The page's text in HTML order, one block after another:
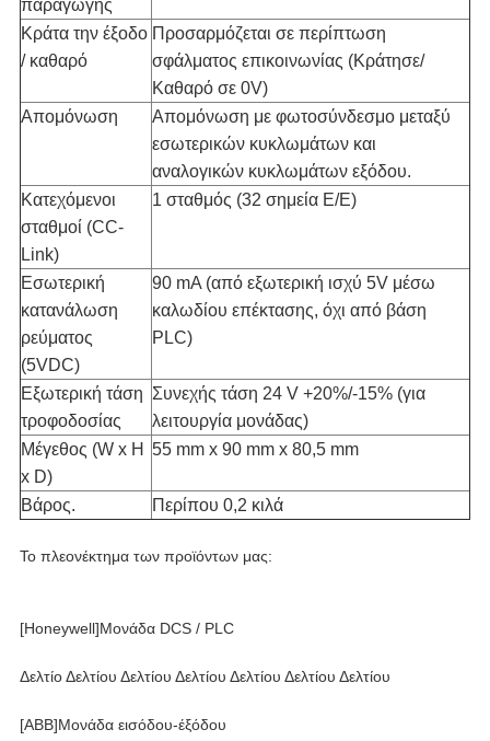
παραγωγής
Κράτα την έξοδο
/ καθαρό
Προσαρμόζεται σε περίπτωση
σφάλματος επικοινωνίας (Κράτησε/
Καθαρό σε 0V)
Απομόνωση
Απομόνωση με φωτοσύνδεσμο μεταξύ
εσωτερικών κυκλωμάτων και
αναλογικών κυκλωμάτων εξόδου.
Κατεχόμενοι
σταθμοί (CC-
Link)
1 σταθμός (32 σημεία Ε/Ε)
Εσωτερική
κατανάλωση
ρεύματος
(5VDC)
90 mA (από εξωτερική ισχύ 5V μέσω
καλωδίου επέκτασης, όχι από βάση
PLC)
Εξωτερική τάση
τροφοδοσίας
Συνεχής τάση 24 V +20%/-15% (για
λειτουργία μονάδας)
Μέγεθος (W x H
x D)
55 mm x 90 mm x 80,5 mm
Βάρος. Περίπου 0,2 κιλά
Το πλεονέκτημα των προϊόντων μας:
[Honeywell]Μονάδα DCS / PLC
Δελτίο Δελτίου Δελτίου Δελτίου Δελτίου Δελτίου Δελτίου
[ABB]Μονάδα εισόδου-έξόδου